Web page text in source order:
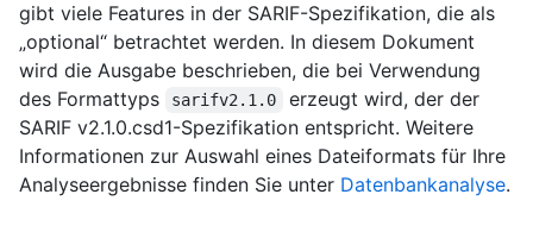
gibt viele Features in der SARIF-Spezifikation, die als
„optional“ betrachtet werden. In diesem Dokument
wird die Ausgabe beschrieben, die bei Verwendung
des Formattyps
sarifv2.1.0
erzeugt wird, der der
SARIF v2.1.0.csd1-Spezifikation entspricht. Weitere
Informationen zur Auswahl eines Dateiformats für Ihre
Analyseergebnisse finden Sie unter Datenbankanalyse.